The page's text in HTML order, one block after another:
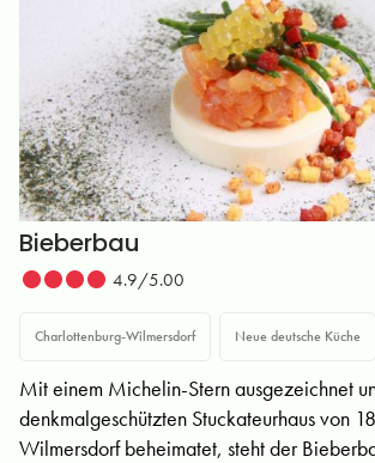
Bieberbau
4.9/5.00
Charlottenburg-Wilmersdorf Neue deutsche Küche
Mit einem Michelin-Stern ausgezeichnet
denkmalgeschützten Stuckateurhaus von
Wilmersdorf beheimatet, steht der